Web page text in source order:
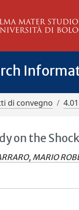
di convegno
on the
MARIO